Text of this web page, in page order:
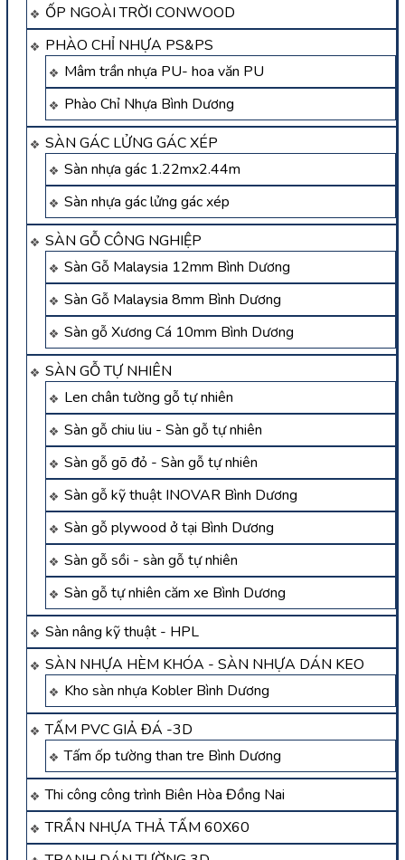
ỐP NGOÀI TRỜI CONWOOD
PHÀO CHỈ NHỰA PS&PS
Mâm trần nhựa PU- hoa văn PU
Phào Chỉ Nhựa Bình Dương
SÀN GÁC LỬNG GÁC XÉP
Sàn nhựa gác 1.22mx2.44m
Sàn nhựa gác lửng gác xép
SÀN GỖ CÔNG NGHIỆP
Sàn Gỗ Malaysia 12mm Bình Dương
Sàn Gỗ Malaysia 8mm Bình Dương
Sàn gỗ Xương Cá 10mm Bình Dương
SÀN GỖ TỰ NHIÊN
Len chân tường gỗ tự nhiên
Sàn gỗ chiu liu - Sàn gỗ tự nhiên
Sàn gỗ gõ đỏ - Sàn gỗ tự nhiên
Sàn gỗ kỹ thuật INOVAR Bình Dương
Sàn gỗ plywood ở tại Bình Dương
Sàn gỗ sồi - sàn gỗ tự nhiên
Sàn gỗ tự nhiên căm xe Bình Dương
Sàn nâng kỹ thuật - HPL
SÀN NHỰA HÈM KHÓA - SÀN NHỰA DÁN KEO
Kho sàn nhựa Kobler Bình Dương
TẤM PVC GIẢ ĐÁ -3D
Tấm ốp tường than tre Bình Dương
Thi công công trình Biên Hòa Đồng Nai
TRẦN NHỰA THẢ TẤM 60X60